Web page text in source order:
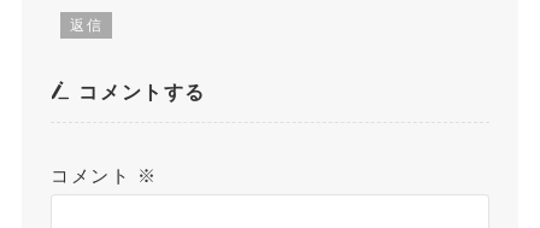
返信
コメントする
コメント ※